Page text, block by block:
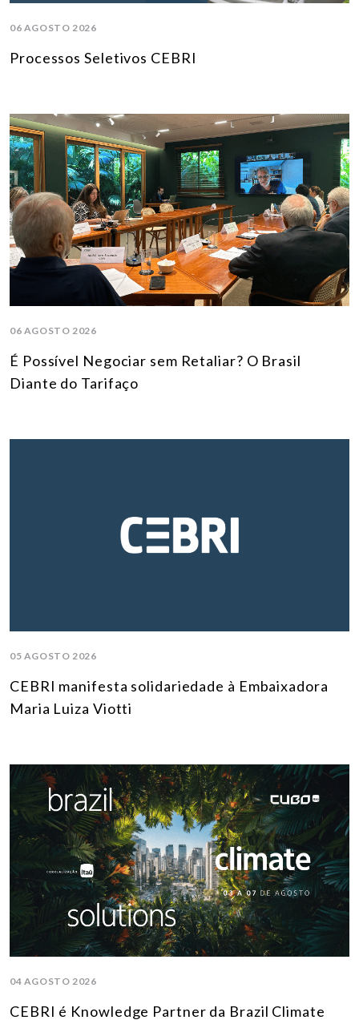
06 AGOSTO 2026
Processos Seletivos CEBRI
06 AGOSTO 2026
É Possível Negociar sem Retaliar? O Brasil
Diante do Tarifaço
05 AGOSTO 2026
CEBRI manifesta solidariedade à Embaixadora
Maria Luiza Viotti
04 AGOSTO 2026
CEBRI é Knowledge Partner da Brazil Climate